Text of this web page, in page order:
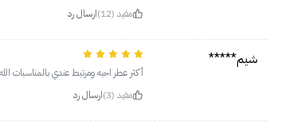
مفيد (12)
ارسال رد
شيم*****
أكثر عطر احبه ومرتبط عندي بالمناسبات
مفيد (3)
ارسال رد